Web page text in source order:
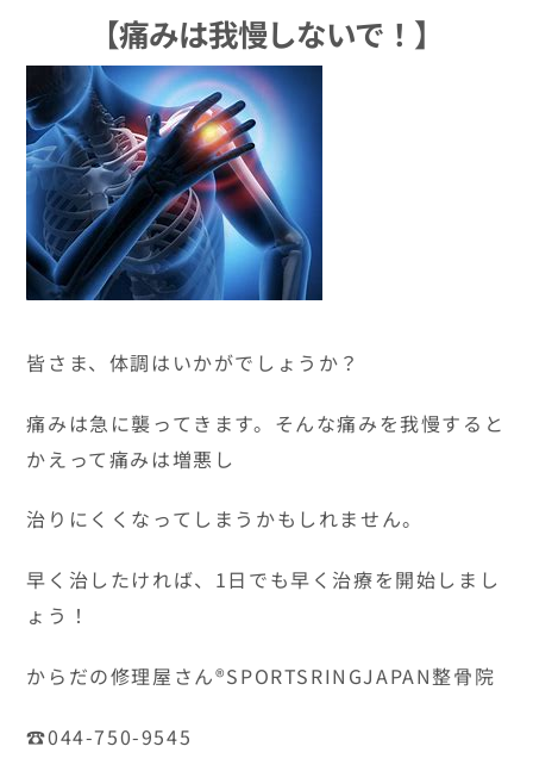
【痛みは我慢しないで！】
皆さま、体調はいかがでしょうか？
痛みは急に襲ってきます。そんな痛みを我慢すると
かえって痛みは増悪し
治りにくくなってしまうかもしれません。
早く治したければ、1日でも早く治療を開始しまし
ょう！
からだの修理屋さん®SPORTSRINGJAPAN整骨院
☎044-750-9545